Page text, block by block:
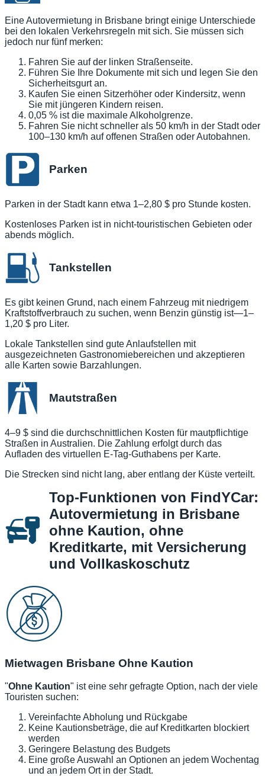
Eine Autovermietung in Brisbane bringt einige Unterschiede
bei den lokalen Verkehrsregeln mit sich. Sie müssen sich
jedoch nur fünf merken:
Fahren Sie auf der linken Straßenseite.
Führen Sie Ihre Dokumente mit sich und legen Sie den
Sicherheitsgurt an.
Kaufen Sie einen Sitzerhöher oder Kindersitz, wenn
Sie mit jüngeren Kindern reisen.
0,05 % ist die maximale Alkoholgrenze.
Fahren Sie nicht schneller als 50 km/h in der Stadt oder
100–130 km/h auf offenen Straßen oder Autobahnen.
Parken
Parken in der Stadt kann etwa 1–2,80 $ pro Stunde kosten.
Kostenloses Parken ist in nicht-touristischen Gebieten oder
abends möglich.
Tankstellen
Es gibt keinen Grund, nach einem Fahrzeug mit niedrigem
Kraftstoffverbrauch zu suchen, wenn Benzin günstig ist—1–
1,20 $ pro Liter.
Lokale Tankstellen sind gute Anlaufstellen mit
ausgezeichneten Gastronomiebereichen und akzeptieren
alle Karten sowie Barzahlungen.
Mautstraßen
4–9 $ sind die durchschnittlichen Kosten für mautpflichtige
Straßen in Australien. Die Zahlung erfolgt durch das
Aufladen des virtuellen E-Tag-Guthabens per Karte.
Die Strecken sind nicht lang, aber entlang der Küste verteilt.
Top-Funktionen von FindYCar:
Autovermietung in Brisbane
ohne Kaution, ohne
Kreditkarte, mit Versicherung
und Vollkaskoschutz
Mietwagen Brisbane Ohne Kaution
"Ohne Kaution" ist eine sehr gefragte Option, nach der viele
Touristen suchen:
Vereinfachte Abholung und Rückgabe
Keine Kautionsbeträge, die auf Kreditkarten blockiert
werden
Geringere Belastung des Budgets
Eine große Auswahl an Optionen an jedem Wochentag
und an jedem Ort in der Stadt.